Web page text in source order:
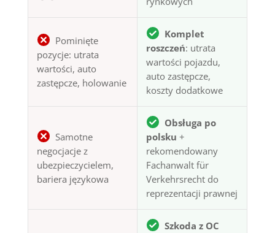
Pominięte
pozycje: utrata
wartości, auto
zastępcze, holowanie
Komplet
roszczeń: utrata
wartości pojazdu,
auto zastępcze,
koszty dodatkowe
Samotne
negocjacje z
ubezpieczycielem,
bariera językowa
Obsługa po
polsku +
rekomendowany
Fachanwalt für
Verkehrsrecht do
reprezentacji prawnej
Szkoda z OC